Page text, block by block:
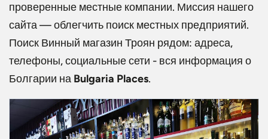
проверенные местные компании. Миссия нашего
сайта — облегчить поиск местных предприятий.
Поиск Винный магазин Троян рядом: адреса,
телефоны, социальные сети - вся информация о
Болгарии на Bulgaria Places.